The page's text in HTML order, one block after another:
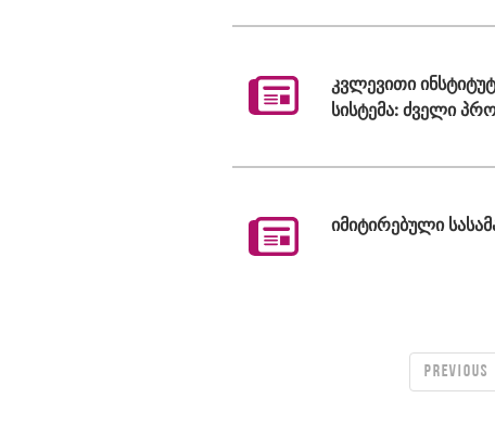
კვლევითი
სისტემა: ძველი
იმიტირებული
PREVIOUS